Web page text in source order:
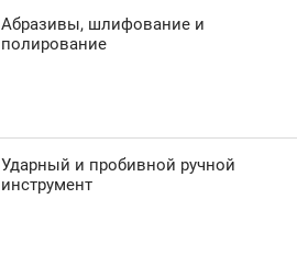
Абразивы, шлифование и
полирование
Ударный и пробивной ручной
инструмент